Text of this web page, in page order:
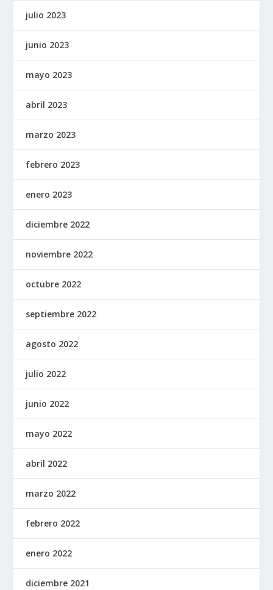
julio 2023
junio 2023
mayo 2023
abril 2023
marzo 2023
febrero 2023
enero 2023
diciembre 2022
noviembre 2022
octubre 2022
septiembre 2022
agosto 2022
julio 2022
junio 2022
mayo 2022
abril 2022
marzo 2022
febrero 2022
enero 2022
diciembre 2021